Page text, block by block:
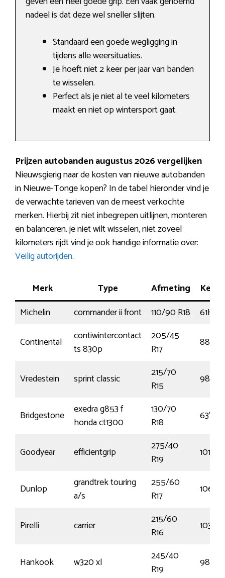
nadeel is dat deze wel sneller slijten.
Standaard een goede wegligging in
tijdens alle weersituaties.
Je hoeft niet 2 keer per jaar van banden
te wisselen.
Perfect als je niet al te veel kilometers
maakt en niet op wintersport gaat.
Prijzen autobanden augustus 2026 vergelijken
Nieuwsgierig naar de kosten van nieuwe autobanden
in Nieuwe-Tonge kopen? In de tabel hieronder vind je
de verwachte tarieven van de meest verkochte
merken. Hierbij zit niet inbegrepen uitlijnen, monteren
en balanceren. je niet wilt wisselen, niet zoveel
kilometers rijdt vind je ook handige informatie over:
Veilig autorijden.
Merk Type Afmeting
Michelin
commander ii front 110/90 R18
61H
Continental
contiwintercontact
ts 830p
205/45
R17
88V
Vredestein sprint classic
215/70
R15
98W
Bridgestone
exedra g853 f
honda ct1300
130/70
R18
63V
Goodyear efficientgrip
275/40
R19
101Y
Dunlop
grandtrek touring
a/s
255/60
R17
106V
Pirelli carrier
215/60
R16
103T
Hankook w320 xl
245/40
R19
98V